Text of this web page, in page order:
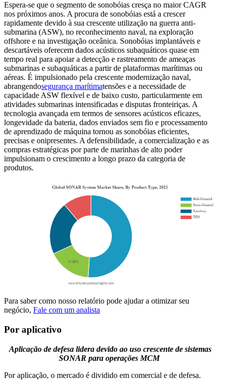
Espera-se que o segmento de sonobóias cresça no maior CAGR
nos próximos anos. A procura de sonobóias está a crescer
rapidamente devido à sua crescente utilização na guerra anti-
submarina (ASW), no reconhecimento naval, na exploração
offshore e na investigação oceânica. Sonobóias implantáveis ​​e
descartáveis ​​oferecem dados acústicos subaquáticos quase em
tempo real para apoiar a detecção e rastreamento de ameaças
submarinas e subaquáticas a partir de plataformas marítimas ou
aéreas. É impulsionado pela crescente modernização naval,
abrangendosegurança marítimatensões e a necessidade de
capacidade ASW flexível e de baixo custo, particularmente em
atividades submarinas intensificadas e disputas fronteiriças. A
tecnologia avançada em termos de sensores acústicos eficazes,
longevidade da bateria, dados enviados sem fio e processamento
de aprendizado de máquina tornou as sonobóias eficientes,
precisas e onipresentes. A defensibilidade, a comercialização e as
compras estratégicas por parte de marinhas de alto poder
impulsionam o crescimento a longo prazo da categoria de
produtos.
Para saber como nosso relatório pode ajudar a otimizar seu
negócio, Fale com um analista
Por aplicativo
Aplicação de defesa lidera devido ao uso crescente de sistemas
SONAR para operações MCM
Por aplicação, o mercado é dividido em comercial e de defesa.